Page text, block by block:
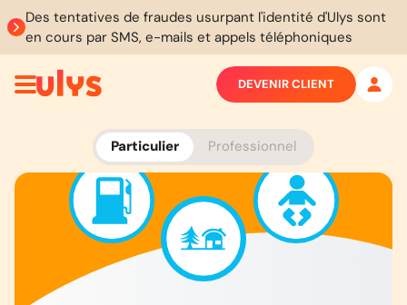
Des tentatives de fraudes usurpant l'identité d'Ulys sont
en cours par SMS, e-mails et appels téléphoniques
Particulier Professionnel
DEVENIR CLIENT